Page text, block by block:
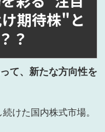
期待株"と
？
て、新たな方向性を
けた国内株式市場。